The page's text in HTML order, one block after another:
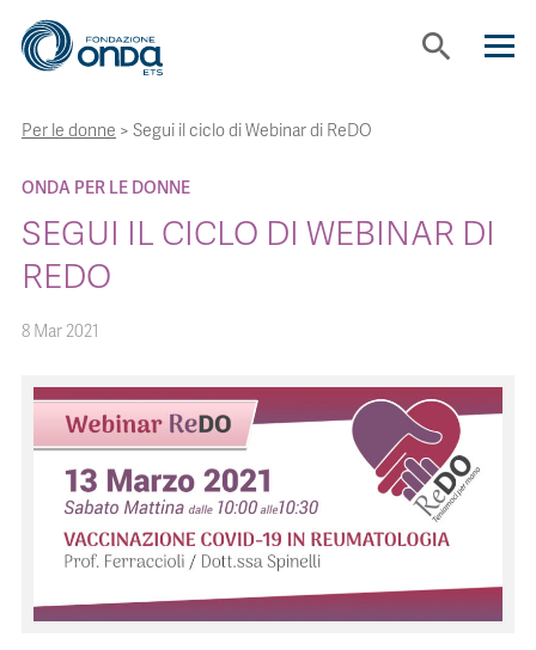
search
CHI SIAMO
CON CHI LAVORIAMO
STRUMENTI
BOLLINI
NEWS
CONTATTI
Per le donne > Segui il ciclo di Webinar di ReDO
ONDA PER LE DONNE
SEGUI IL CICLO DI WEBINAR DI
REDO
8 Mar 2021